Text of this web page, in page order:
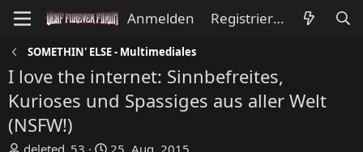
Anmelden Registrieren
SOMETHIN' ELSE - Multimediales
I love the internet: Sinnbefreites,
Kurioses und Spassiges aus aller Welt
(NSFW!)
E
deleted_53
E
25. Aug. 2015